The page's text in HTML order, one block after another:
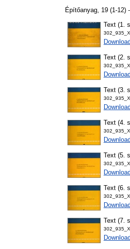
Építőanyag, 19 (1-12)
Text (1.
Text (2.
Text (3.
Text (4.
Text (5.
Text (6.
Text (7.